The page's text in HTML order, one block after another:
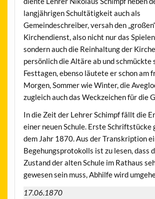
langjährigen Schultätigkeit auch als
Gemeindeschreiber, versah den
Kirchendienst, also nicht nur das
sondern auch die Reinhaltung der
persönlich die Altäre ab und schmückte
Festtagen, ebenso läutete er schon am
Morgen, Sommer wie Winter, die
zugleich auch das Weckzeichen für die
In die Zeit der Lehrer Schimpf fällt die
einer neuen Schule. Erste Schriftstücke
dem Jahr 1870. Aus der Transkription
Begehungsprotokolls ist zu lesen, dass
Zustand der alten Schule im Rathaus
gewesen sein muss, Abhilfe wird
17.06.1870